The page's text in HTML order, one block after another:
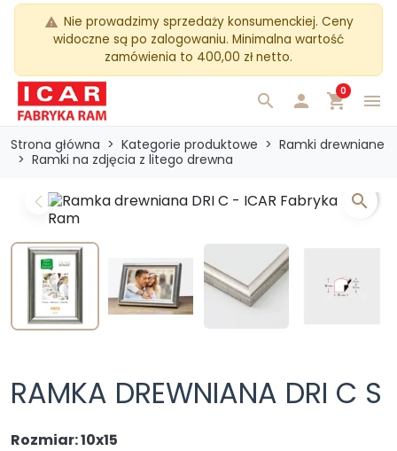
warning Nie prowadzimy sprzedaży konsumenckiej. Ceny
widoczne są po zalogowaniu. Minimalna wartość
zamówienia to 400,00 zł netto.
menu
search  shopping_cart
0
Strona główna Kategorie produktowe
Ramki drewniane
Ramki na zdjęcia z litego drewna
Previous Next
search
RAMKA DREWNIANA DRI C S
Rozmiar: 10x15